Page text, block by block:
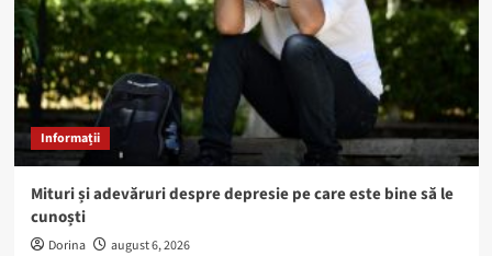
Informații
Mituri și adevăruri despre depresie pe care este bine să le
cunoști
Dorina august 6, 2026